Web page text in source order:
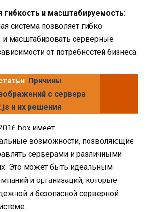
гибкость и масштабируемость:
система позволяет гибко
и масштабировать серверные
от потребностей бизнеса.
Причины
с сервера
и их решения
box имеет
возможности, позволяющие
серверами и различными
Это может быть идеальным
и организаций, которые
и безопасной серверной